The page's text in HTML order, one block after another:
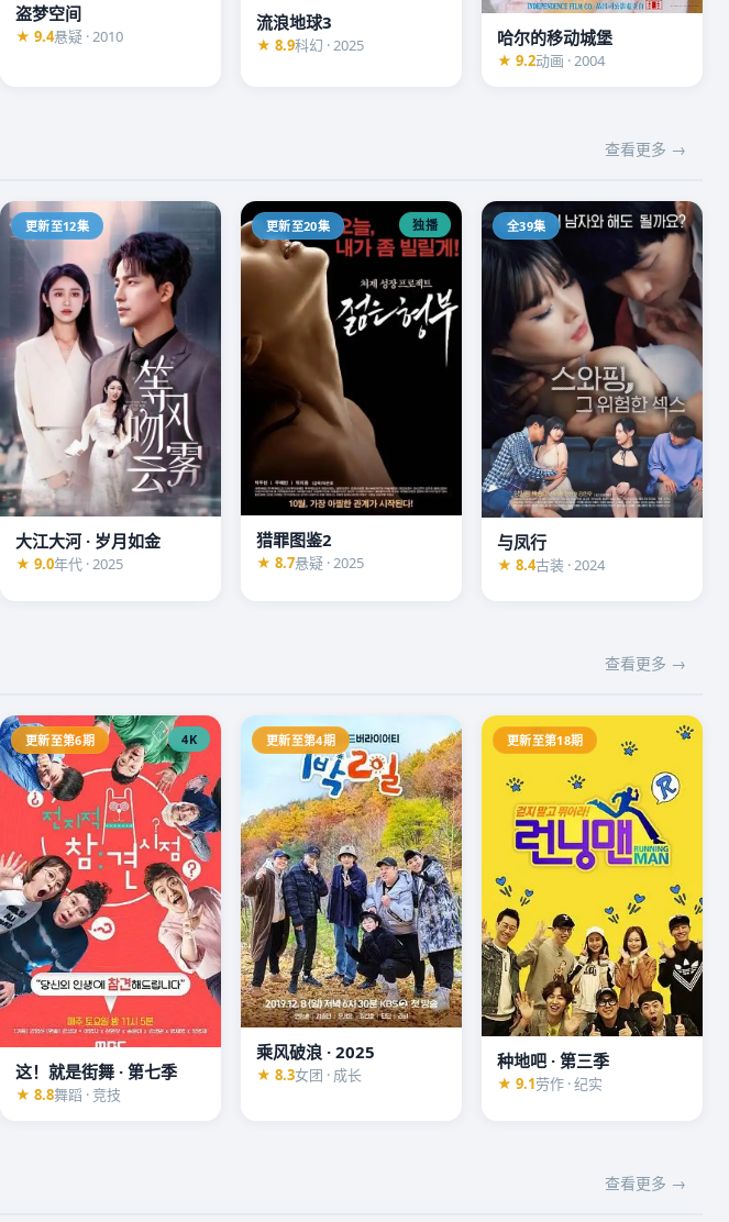
盗梦空间
★ 9.4悬疑 · 2010
流浪地球3
★ 8.9科幻 · 2025 哈尔的移动城堡
★ 9.2动画 · 2004
查看更多 →
更新至12集
大江大河 · 岁月如金
★ 9.0年代 · 2025
更新至20集 独播
猎罪图鉴2
★ 8.7悬疑 · 2025
全39集
与凤行
★ 8.4古装 · 2024
查看更多 →
更新至第6期 4K
这！就是街舞 · 第七季
★ 8.8舞蹈 · 竞技
更新至第4期
乘风破浪 · 2025
★ 8.3女团 · 成长
更新至第18期
种地吧 · 第三季
★ 9.1劳作 · 纪实
查看更多 →